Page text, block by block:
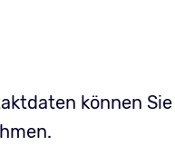
können Sie